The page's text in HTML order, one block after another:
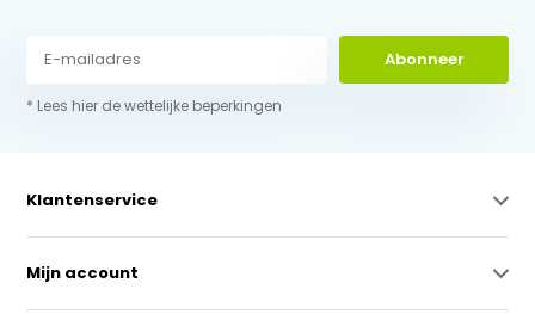
Abonneer
* Lees hier de wettelijke beperkingen
Klantenservice
Mijn account